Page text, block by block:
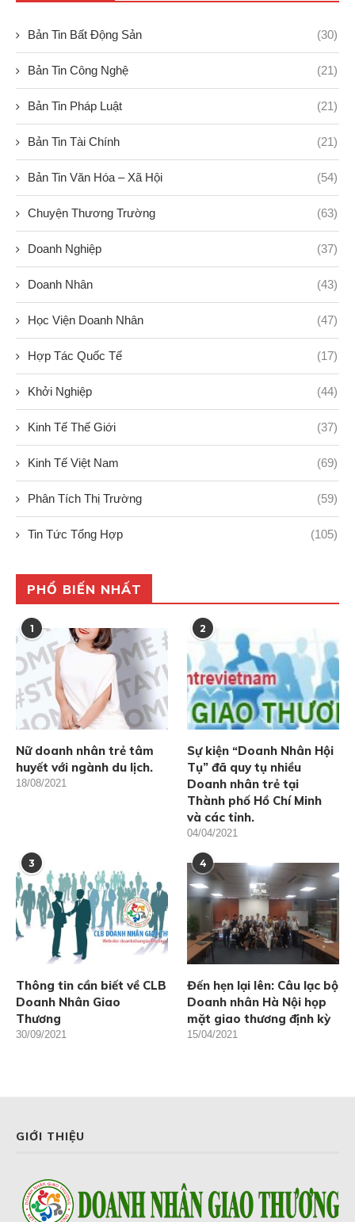
Bản Tin Bất Động Sản (30)
Bản Tin Công Nghệ (21)
Bản Tin Pháp Luật (21)
Bản Tin Tài Chính (21)
Bản Tin Văn Hóa – Xã Hội (54)
Chuyện Thương Trường (63)
Doanh Nghiệp (37)
Doanh Nhân (43)
Học Viện Doanh Nhân (47)
Hợp Tác Quốc Tế (17)
Khởi Nghiệp (44)
Kinh Tế Thế Giới (37)
Kinh Tế Việt Nam (69)
Phân Tích Thị Trường (59)
Tin Tức Tổng Hợp (105)
PHỔ BIẾN NHẤT
1
Nữ doanh nhân trẻ tâm
huyết với ngành du lịch.
18/08/2021
2
Sự kiện “Doanh Nhân Hội
Tụ” đã quy tụ nhiều
Doanh nhân trẻ tại
Thành phố Hồ Chí Minh
và các tỉnh.
04/04/2021
3
Thông tin cần biết về CLB
Doanh Nhân Giao
Thương
30/09/2021
4
Đến hẹn lại lên: Câu lạc bộ
Doanh nhân Hà Nội họp
mặt giao thương định kỳ
15/04/2021
GIỚI THIỆU